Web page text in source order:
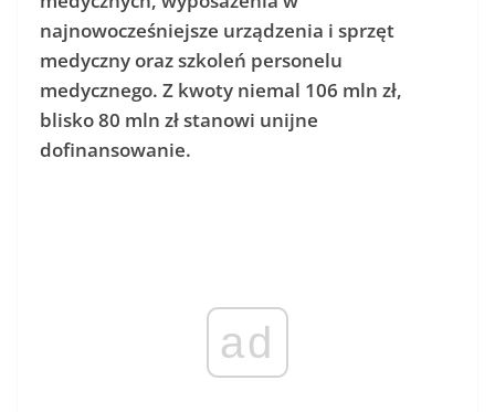
najnowocześniejsze urządzenia i sprzęt
medyczny oraz szkoleń personelu
medycznego. Z kwoty niemal 106 mln zł,
blisko 80 mln zł stanowi unijne
dofinansowanie.
ad